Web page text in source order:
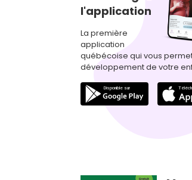
l'application
La première
application
québécoise qui vous
développement de votre